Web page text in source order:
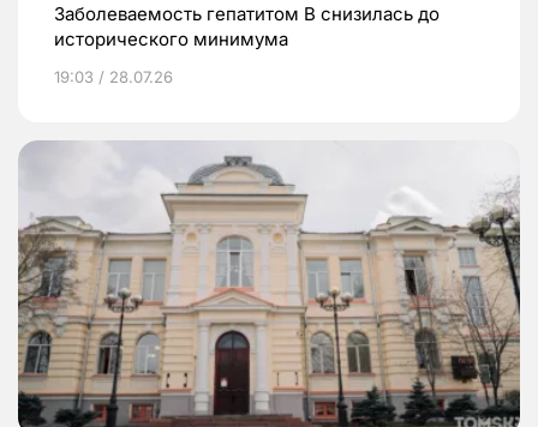
Заболеваемость гепатитом В снизилась до
исторического минимума
19:03 / 28.07.26